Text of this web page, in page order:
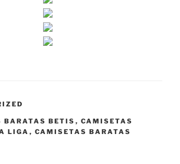
BARATAS BETIS , CAMISETAS
LIGA , CAMISETAS BARATAS